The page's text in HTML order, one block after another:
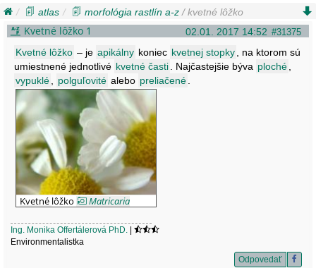
atlas morfológia rastlín a-z / kvetné lôžko
02.01. 2017 14:52 #31375
Kvetné lôžko 1
Kvetné lôžko – je apikálny koniec kvetnej stopky
, na ktorom sú
umiestnené jednotlivé kvetné časti . Najčastejšie býva ploché
vypuklé
polguľovité alebo preliačené
Kvetné lôžko
Matricaria
Ing. Monika Offertálerová PhD. |
Environmentalistka
Odpovedať